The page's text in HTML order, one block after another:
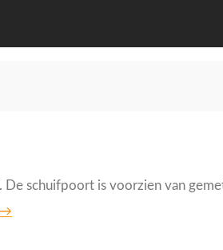
schuifpoort is voorzien van
→